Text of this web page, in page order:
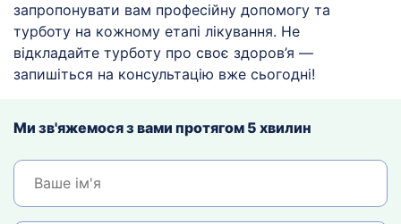
запропонувати вам професійну допомогу та
турботу на кожному етапі лікування. Не
відкладайте турботу про своє здоров’я —
запишіться на консультацію вже сьогодні!
Ми зв'яжемося з вами протягом 5 хвилин